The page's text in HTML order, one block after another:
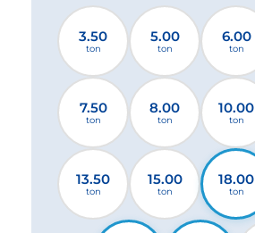
3.50
ton
5.00
ton
6.00
ton
7.50
ton
8.00
ton
10.00
ton
13.50
ton
15.00
ton
18.00
ton